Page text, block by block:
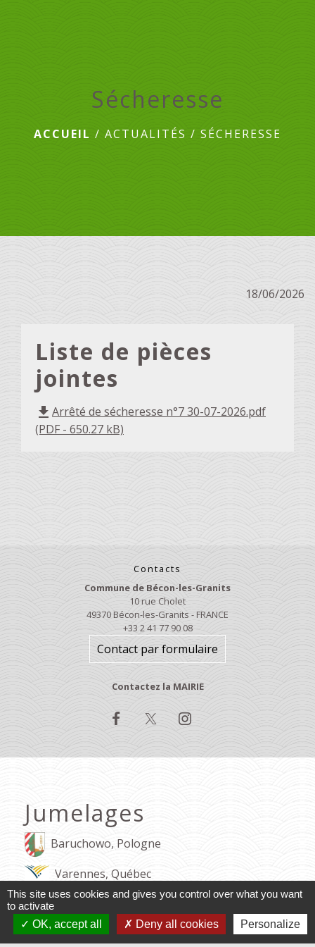
Sécheresse
ACCUEIL / ACTUALITÉS / SÉCHERESSE
18/06/2026
Liste de pièces
jointes
file_download Arrêté de sécheresse n°7 30-07-2026.pdf
(PDF - 650.27 kB)
Contacts
Commune de Bécon-les-Granits
10 rue Cholet
49370 Bécon-les-Granits - FRANCE
+33 2 41 77 90 08
Contact par formulaire
Contactez la MAIRIE
Jumelages
Baruchowo, Pologne
Varennes, Québec
Mentions légales - Politique de confidentialité -
Accessibilité - Application mobile Localiti - Plan du site
This site uses cookies and gives you control over what you want
to activate
OK, accept all
Deny all cookies Personalize